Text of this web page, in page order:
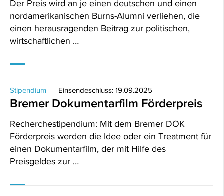
Der Preis wird an je einen deutschen und einen
nordamerikanischen Burns-Alumni verliehen, die
einen herausragenden Beitrag zur politischen,
wirtschaftlichen …
Stipendium Einsendeschluss: 19.09.2025
Bremer Dokumentarfilm Förderpreis
Recherchestipendium: Mit dem Bremer DOK
Förderpreis werden die Idee oder ein Treatment für
einen Dokumentarfilm, der mit Hilfe des
Preisgeldes zur …